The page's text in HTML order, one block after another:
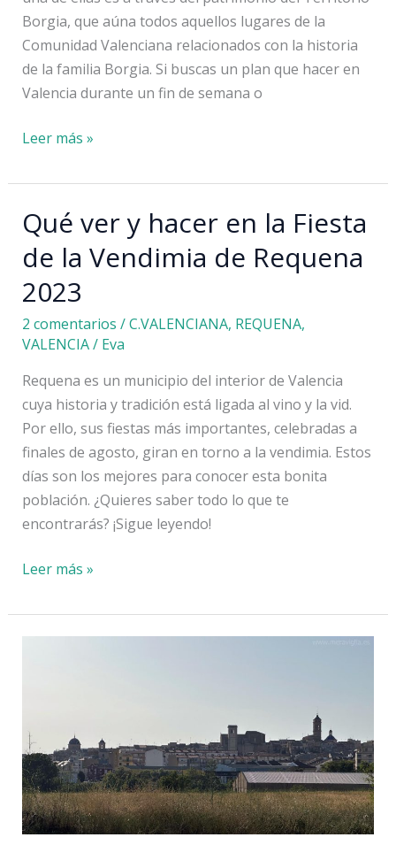
Borgia, que aúna todos aquellos lugares de la
Comunidad Valenciana relacionados con la historia
de la familia Borgia. Si buscas un plan que hacer en
Valencia durante un fin de semana o
El
Borgia:
forma
original
de
explorar
la
provincia
de
Valencia
Leer más »
Qué ver y hacer en la Fiesta
de la Vendimia de Requena
2023
2 comentarios /C.VALENCIANA, REQUENA,
VALENCIA/ Eva
Requena es un municipio del interior de Valencia
cuya historia y tradición está ligada al vino y la vid.
Por ello, sus fiestas más importantes, celebradas a
finales de agosto, giran en torno a la vendimia. Estos
días son los mejores para conocer esta bonita
población. ¿Quieres saber todo lo que te
encontrarás? ¡Sigue leyendo!
Qué
y
hacer
de
la
Vendimia
de
Requena
Leer más »